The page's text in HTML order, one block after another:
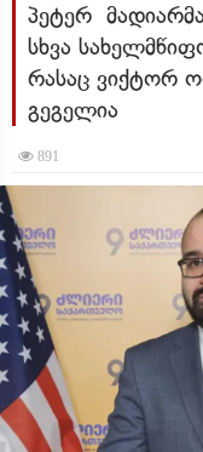
პეტერ
სხვა
რასაც ვიქტორ
გეგელია
891